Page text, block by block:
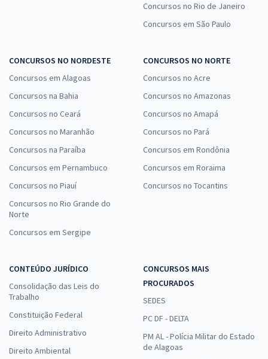
Concursos no Rio de Janeiro
Concursos em São Paulo
CONCURSOS NO NORDESTE
Concursos em Alagoas
Concursos na Bahia
Concursos no Ceará
Concursos no Maranhão
Concursos na Paraíba
Concursos em Pernambuco
Concursos no Piauí
Concursos no Rio Grande do
Norte
Concursos em Sergipe
CONCURSOS NO NORTE
Concursos no Acre
Concursos no Amazonas
Concursos no Amapá
Concursos no Pará
Concursos em Rondônia
Concursos em Roraima
Concursos no Tocantins
CONTEÚDO JURÍDICO
Consolidação das Leis do
Trabalho
Constituição Federal
Direito Administrativo
Direito Ambiental
CONCURSOS MAIS
PROCURADOS
SEDES
PC DF - DELTA
PM AL - Polícia Militar do Estado
de Alagoas